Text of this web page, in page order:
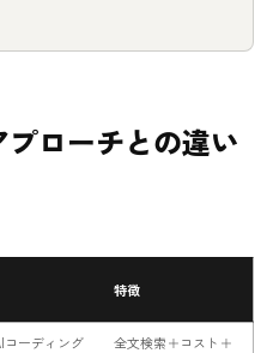
ローチとの違い
特徴
ーディング
全文検索＋コスト＋